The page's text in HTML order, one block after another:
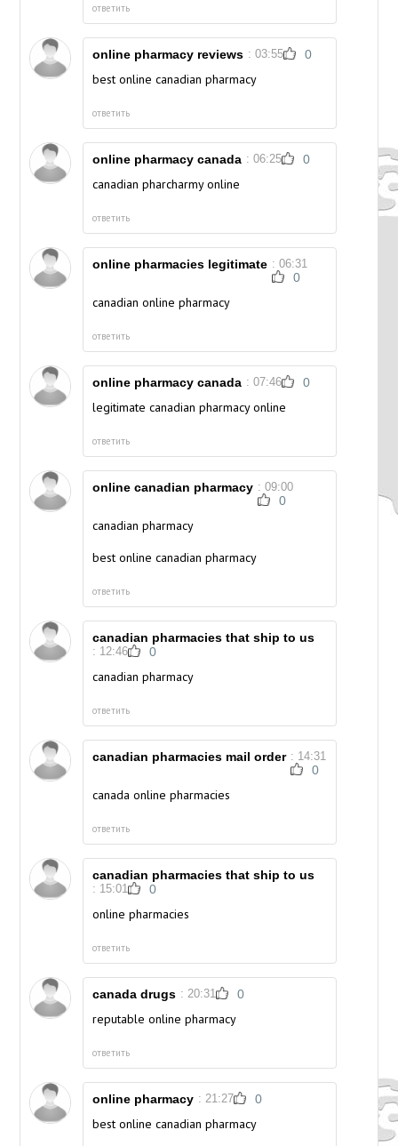
ответить
online pharmacy reviews : 03:55 0
best online canadian pharmacy
ответить
online pharmacy canada : 06:25 0
canadian pharcharmy online
ответить
online pharmacies legitimate : 06:31
0
canadian online pharmacy
ответить
online pharmacy canada : 07:46 0
legitimate canadian pharmacy online
ответить
online canadian pharmacy : 09:00
0
canadian pharmacy
best online canadian pharmacy
ответить
canadian pharmacies that ship to us
: 12:46 0
canadian pharmacy
ответить
canadian pharmacies mail order : 14:31
0
canada online pharmacies
ответить
canadian pharmacies that ship to us
: 15:01 0
online pharmacies
ответить
canada drugs : 20:31 0
reputable online pharmacy
ответить
online pharmacy : 21:27 0
best online canadian pharmacy